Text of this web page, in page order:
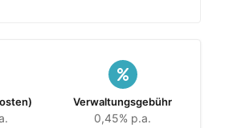
Verwaltungsgebühr
0,45% p.a.